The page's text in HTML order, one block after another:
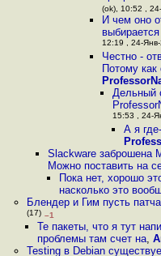
(ok), 10:52 ,
И чем оно
12:19 , 24-
Честно -
Потому
Дельный
15:53 , 24-
А я
Slackware заброшена
Можно поставить на
Пока нет, хорошо
насколько это
Блендер и Гим пусть
(17) –1
Те пакеты, что я тут
проблемы там счет на,
Testing в Debian